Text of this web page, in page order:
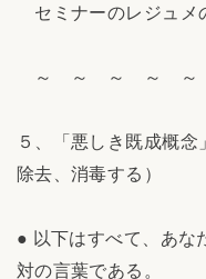
セミナーのレジュメ
～ ～ ～ ～ ～
５、「悪しき既成概
除去、消毒する）
● 以下はすべて、あな
対の言葉である。